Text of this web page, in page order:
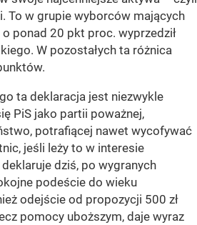
To w grupie wyborców mających
ponad 20 pkt proc. wyprzedził
W pozostałych ta różnica
ta deklaracja jest niezwykle
PiS jako partii poważnej,
potrafiącej nawet wycofywać
jeśli leży to w interesie
dziś, po wygranych
podeście do wieku
odejście od propozycji 500 zł
pomocy uboższym, daje wyraz